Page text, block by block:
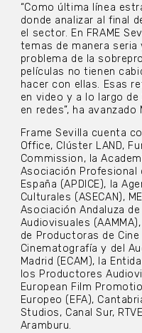
“Como última línea
donde analizar al final
el sector. En FRAME
temas de manera seria
problema de la
películas no tienen
hacer con ellas. Esas
en video y a lo largo
en redes”, ha avanzado
Frame Sevilla cuenta
Office, Clúster LAND,
Commission, la
Asociación Profesional
España (APDICE), la
Culturales (ASECAN),
Asociación Andaluza
Audiovisuales
de Productoras de
Cinematografía y del
Madrid (ECAM), la
los Productores
European Film
Europeo (EFA),
Studios, Canal Sur,
Aramburu.